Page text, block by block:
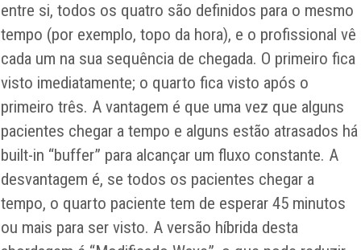
entre si, todos os quatro são definidos para o mesmo
tempo (por exemplo, topo da hora), e o profissional vê
cada um na sua sequência de chegada. O primeiro fica
visto imediatamente; o quarto fica visto após o
primeiro três. A vantagem é que uma vez que alguns
pacientes chegar a tempo e alguns estão atrasados ​​há
built-in “buffer” para alcançar um fluxo constante. A
desvantagem é, se todos os pacientes chegar a
tempo, o quarto paciente tem de esperar 45 minutos
ou mais para ser visto. A versão híbrida desta